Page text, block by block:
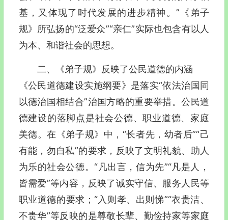
基，又体现了时代发展的进步精神。”《弟子
规》所弘扬的“泛爱众”“亲仁”实际也包含有以人
为本、和谐社会的思想。
二、《弟子规》反映了公民道德的内涵
《公民道德建设实施纲要》是落实“依法治国同
以德治国相结合”治国方略的重要举措。公民道
德建设的落脚点是社会公德、职业道德、家庭
美德。在《弟子规》中，“长者先，幼者后”“己
有能，勿自私”的要求，反映了文明礼貌、助人
为乐的社会公德。“凡出言，信为先”“凡是人，
皆需爱”等内容，反映了诚实守信、服务人民等
职业道德的要求；“入则孝、出则悌”“衣贵洁、
不贵华”等反映的是尊敬长辈、勤俭持家等家庭